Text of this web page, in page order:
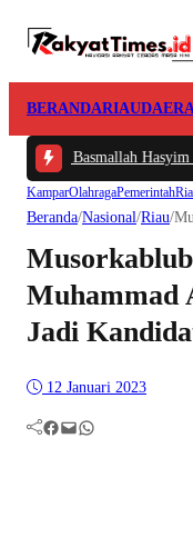
BERANDARIAU
Indah Basmallah Hasyim
KamparOlahragaPemerintah
Beranda/Nasional/Riau/
Muhammad
Jadi
12 Januari 2023
Facebook Mail WhatsApp